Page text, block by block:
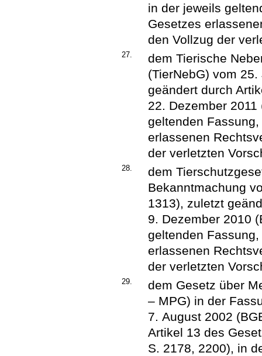
in der jeweils
Gesetzes
den Vollzug der
27.
dem Tierische
(TierNebG) vom
geändert durch
22. Dezember
geltenden
erlassenen
der verletzten
28.
dem
Bekanntmachung
1313), zuletzt
9. Dezember 2010
geltenden
erlassenen
der verletzten
29.
dem Gesetz über
– MPG) in der
7. August 2002
Artikel 13 des
S. 2178, 2200), in